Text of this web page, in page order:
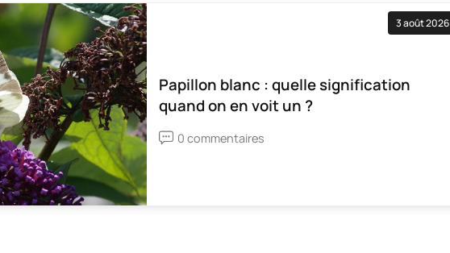
3 août 2026
Papillon blanc : quelle signification
quand on en voit un ?
0 commentaires